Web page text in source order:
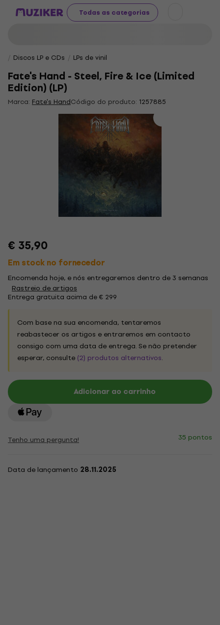
Todas as categorias
Discos LP e CDs LPs de vinil
Fate's Hand - Steel, Fire & Ice (Limited
Edition) (LP)
Marca: Fate's HandCódigo do produto: 1257885
€ 35,90
Em stock no fornecedor
Encomenda hoje, e nós entregaremos dentro de 3 semanas
Rastreio de artigos
Entrega gratuita acima de € 299
Com base na sua encomenda, tentaremos
reabastecer os artigos e entraremos em contacto
consigo com uma data de entrega. Se não pretender
esperar, consulte (2) produtos alternativos.
Adicionar ao carrinho
Tenho uma pergunta! 35 pontos
Data de lançamento 28.11.2025